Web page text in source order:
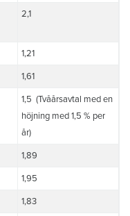
2,1
1,21
1,61
1,5 (Tvåårsavtal med en
höjning med 1,5 % per
år)
1,89
1,95
1,83